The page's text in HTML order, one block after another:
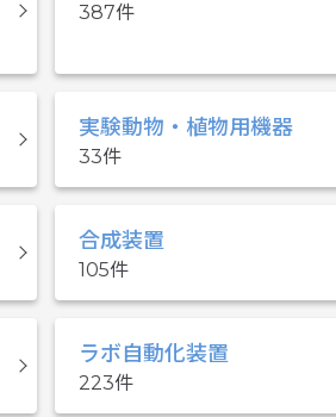
387
実験動物・植物用機器
33
合成装置
105
ラボ自動化装置
223